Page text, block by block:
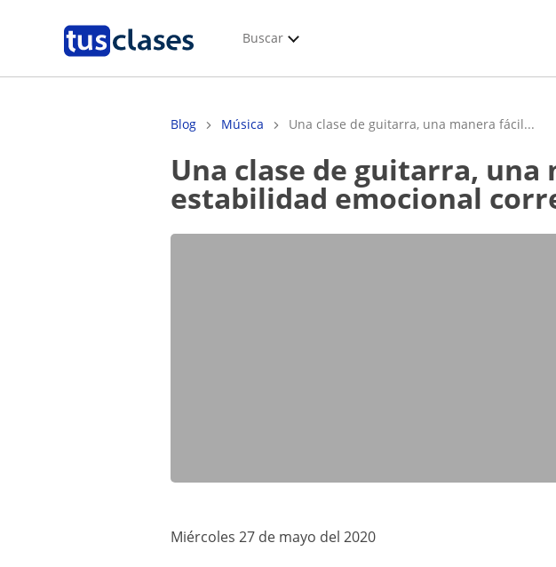
Buscar
Blog Música Una clase de guitarra, una manera fácil...
Una clase de guitarra, una manera fácil de mantener una
estabilidad emocional
Miércoles 27 de mayo del 2020